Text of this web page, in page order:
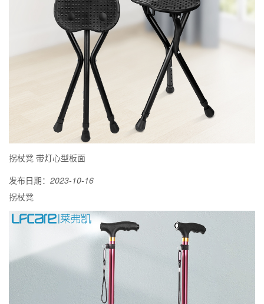
拐杖凳 带灯心型板面
发布日期： 2023-10-16
拐杖凳